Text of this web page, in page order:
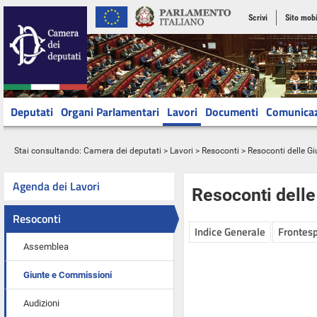
Scrivi Sito
Deputati Organi Parlamentari Lavori Documenti
Stai consultando: Camera dei deputati > Lavori > Resoconti > Resoconti delle
Agenda dei Lavori
Resoconti
Assemblea
Giunte e Commissioni
Audizioni
Resoconti
Indice Generale